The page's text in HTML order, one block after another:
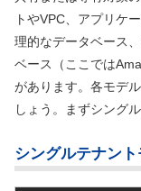
トやVPC、アプリケ
理的なデータベース
ベース（ここでは
があります。各モデ
しょう。まずシング
シングルテナン